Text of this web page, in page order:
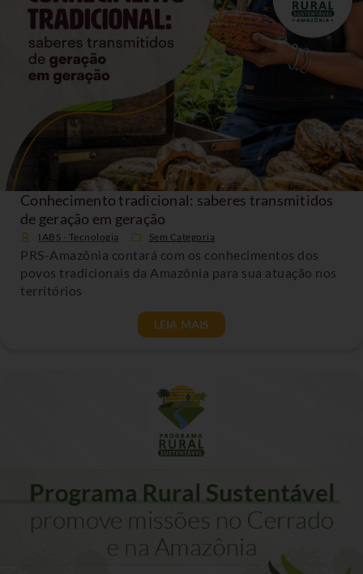
Conhecimento tradicional: saberes transmitidos
de geração em geração
IABS - Tecnologia Sem Categoria
PRS-Amazônia contará com os conhecimentos dos
povos tradicionais da Amazônia para sua atuação nos
territórios
LEIA MAIS